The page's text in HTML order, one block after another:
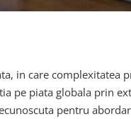
in care complexitatea
pe piata globala prin
pentru